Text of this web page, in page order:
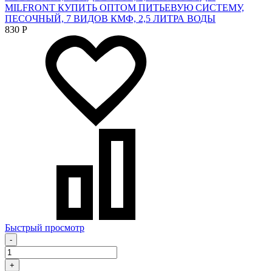
MILFRONT КУПИТЬ ОПТОМ ПИТЬЕВУЮ СИСТЕМУ,
ПЕСОЧНЫЙ, 7 ВИДОВ КМФ, 2,5 ЛИТРА ВОДЫ
830 Р
Быстрый просмотр
-
+